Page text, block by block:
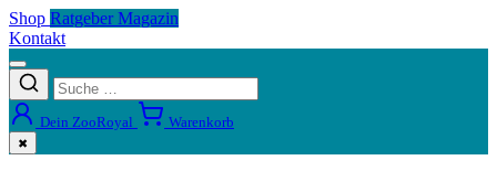
Shop Ratgeber Magazin
Kontakt
Dein ZooRoyal Warenkorb
✖